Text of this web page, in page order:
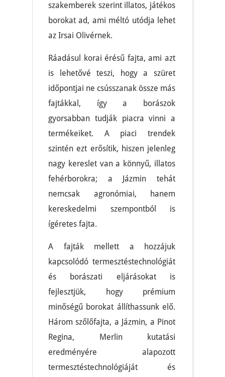
szakemberek szerint illatos, játékos
borokat ad, ami méltó utódja lehet
az Irsai Olivérnek.
Ráadásul korai érésű fajta, ami azt
is lehetővé teszi, hogy a szüret
időpontjai ne csússzanak össze más
fajtákkal, így a borászok
gyorsabban tudják piacra vinni a
termékeiket. A piaci trendek
szintén ezt erősítik, hiszen jelenleg
nagy kereslet van a könnyű, illatos
fehérborokra; a Jázmin tehát
nemcsak agronómiai, hanem
kereskedelmi szempontból is
ígéretes fajta.
A fajták mellett a hozzájuk
kapcsolódó termesztéstechnológiát
és borászati eljárásokat is
fejlesztjük, hogy prémium
minőségű borokat állíthassunk elő.
Három szőlőfajta, a Jázmin, a Pinot
Regina, Merlin kutatási
eredményére alapozott
termesztéstechnológiáját és